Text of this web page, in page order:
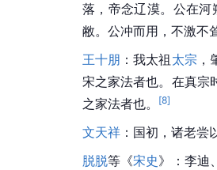
落，帝念辽漠。公在
敝。公冲而用，不激不
王十朋 ：我太祖 太宗，
宋之家法者也。在真宗
之家法者也。
[8]
文天祥 ：国初，诸老
脱脱等《宋史》：李迪